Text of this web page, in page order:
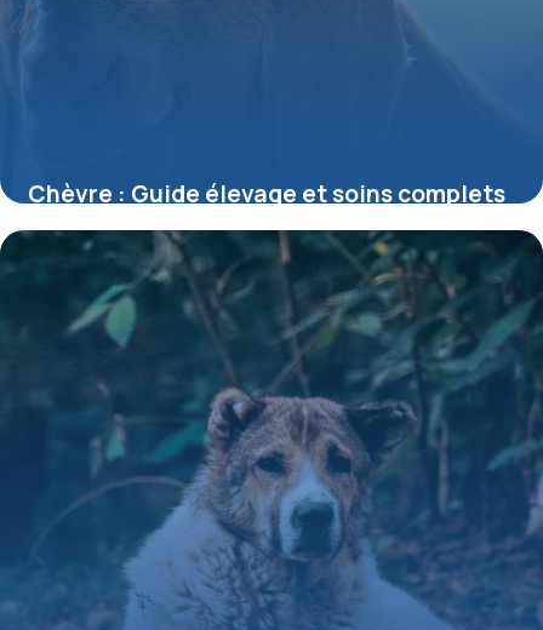
Chèvre : Guide élevage et soins complets
24 mai 2026